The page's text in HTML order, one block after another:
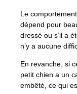
Le
dépend pour
dressé ou s’il a
n’y a aucune
En revanche, si
petit chien a un
embêté, ce qui